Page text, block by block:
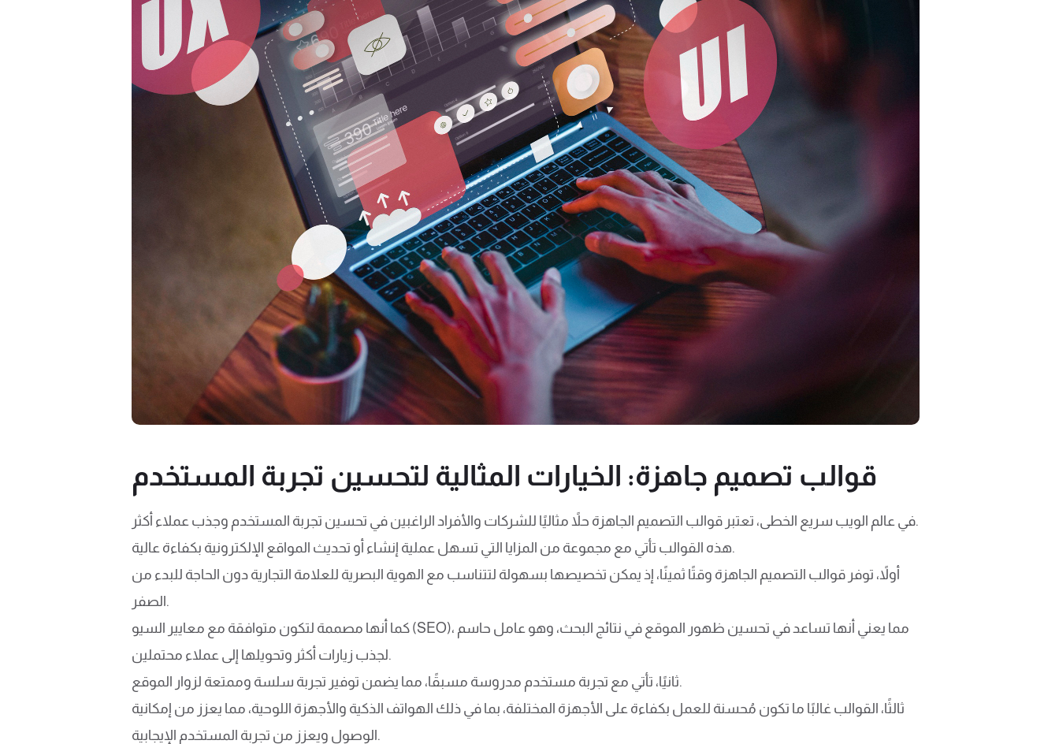
قوالب تصميم جاهزة: الخيارات المثالية لتحسين تجربة المستخدم
في عالم الويب سريع الخطى، تعتبر قوالب التصميم الجاهزة حلاً مثاليًا للشركات والأفراد الراغبين في تحسين تجربة المستخدم وجذب عملاء أكثر.
هذه القوالب تأتي مع مجموعة من المزايا التي تسهل عملية إنشاء أو تحديث المواقع الإلكترونية بكفاءة عالية.
أولاً، توفر قوالب التصميم الجاهزة وقتًا ثمينًا، إذ يمكن تخصيصها بسهولة لتتناسب مع الهوية البصرية للعلامة التجارية دون الحاجة للبدء من
الصفر.
كما أنها مصممة لتكون متوافقة مع معايير السيو (SEO)، مما يعني أنها تساعد في تحسين ظهور الموقع في نتائج البحث، وهو عامل حاسم
لجذب زيارات أكثر وتحويلها إلى عملاء محتملين.
ثانيًا، تأتي مع تجربة مستخدم مدروسة مسبقًا، مما يضمن توفير تجربة سلسة وممتعة لزوار الموقع.
ثالثًا، القوالب غالبًا ما تكون مُحسنة للعمل بكفاءة على الأجهزة المختلفة، بما في ذلك الهواتف الذكية والأجهزة اللوحية، مما يعزز من إمكانية
الوصول ويعزز من تجربة المستخدم الإيجابية.